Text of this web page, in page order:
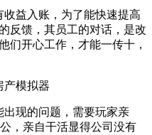
益入账，为了能快速提高
反馈，其员工的对话，是改
们开心工作，才能一传十，
出现的问题，需要玩家亲
，亲自干活显得公司没有